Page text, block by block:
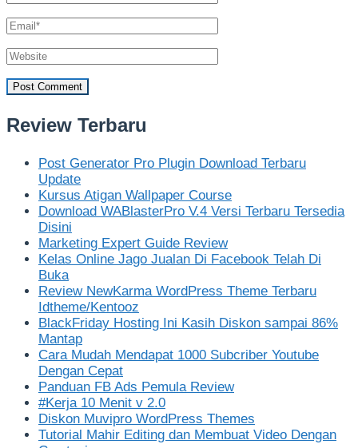
Review Terbaru
Post Generator Pro Plugin Download Terbaru
Update
Kursus Atigan Wallpaper Course
Download WABlasterPro V.4 Versi Terbaru Tersedia
Disini
Marketing Expert Guide Review
Kelas Online Jago Jualan Di Facebook Telah Di
Buka
Review NewKarma WordPress Theme Terbaru
Idtheme/Kentooz
BlackFriday Hosting Ini Kasih Diskon sampai 86%
Mantap
Cara Mudah Mendapat 1000 Subcriber Youtube
Dengan Cepat
Panduan FB Ads Pemula Review
#Kerja 10 Menit v 2.0
Diskon Muvipro WordPress Themes
Tutorial Mahir Editing dan Membuat Video Dengan